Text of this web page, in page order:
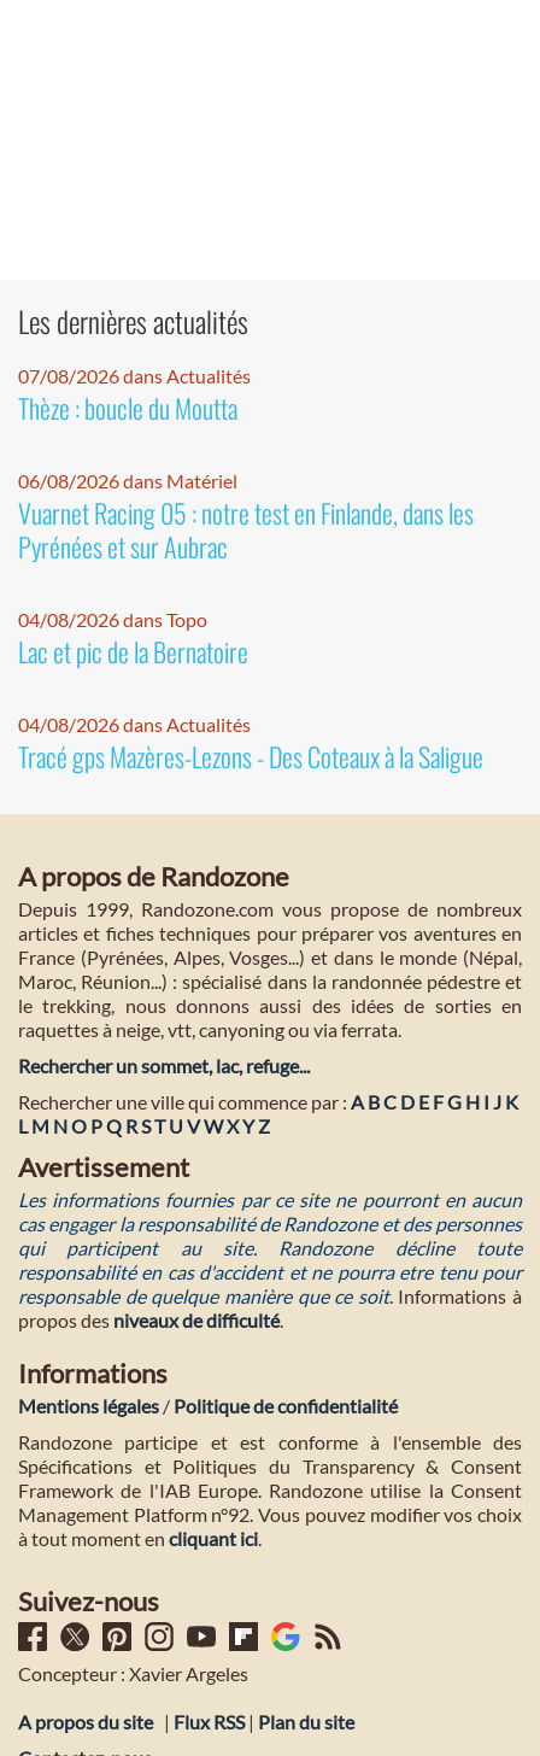
Les dernières actualités
07/08/2026 dans Actualités
Thèze : boucle du Moutta
06/08/2026 dans Matériel
Vuarnet Racing 05 : notre test en Finlande, dans les
Pyrénées et sur Aubrac
04/08/2026 dans Topo
Lac et pic de la Bernatoire
04/08/2026 dans Actualités
Tracé gps Mazères-Lezons - Des Coteaux à la Saligue
A propos de Randozone
Depuis 1999, Randozone.com vous propose de nombreux
articles et fiches techniques pour préparer vos aventures en
France (Pyrénées, Alpes, Vosges...) et dans le monde (Népal,
Maroc, Réunion...) : spécialisé dans la randonnée pédestre et
le trekking, nous donnons aussi des idées de sorties en
raquettes à neige, vtt, canyoning ou via ferrata.
Rechercher un sommet, lac, refuge...
Rechercher une ville qui commence par : A BC D E FG H I J K
L M NO PQ RST U VWXYZ
Avertissement
Les informations fournies par ce site ne pourront en aucun
cas engager la responsabilité de Randozone et des personnes
qui participent au site. Randozone décline toute
responsabilité en cas d'accident et ne pourra etre tenu pour
responsable de quelque manière que ce soit. Informations à
propos des niveaux de difficulté.
Informations
Mentions légales / Politique de confidentialité
Randozone participe et est conforme à l'ensemble des
Spécifications et Politiques du Transparency & Consent
Framework de l'IAB Europe. Randozone utilise la Consent
Management Platform n°92. Vous pouvez modifier vos choix
à tout moment en cliquant ici.
Suivez-nous
Concepteur : Xavier Argeles
A propos du site | Flux RSS| Plan du site